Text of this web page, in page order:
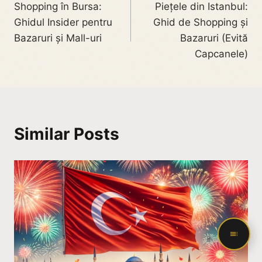
Shopping în Bursa:
Ghidul Insider pentru
Bazaruri și Mall-uri
Piețele din Istanbul:
Ghid de Shopping și
Bazaruri (Evită
Capcanele)
Similar Posts